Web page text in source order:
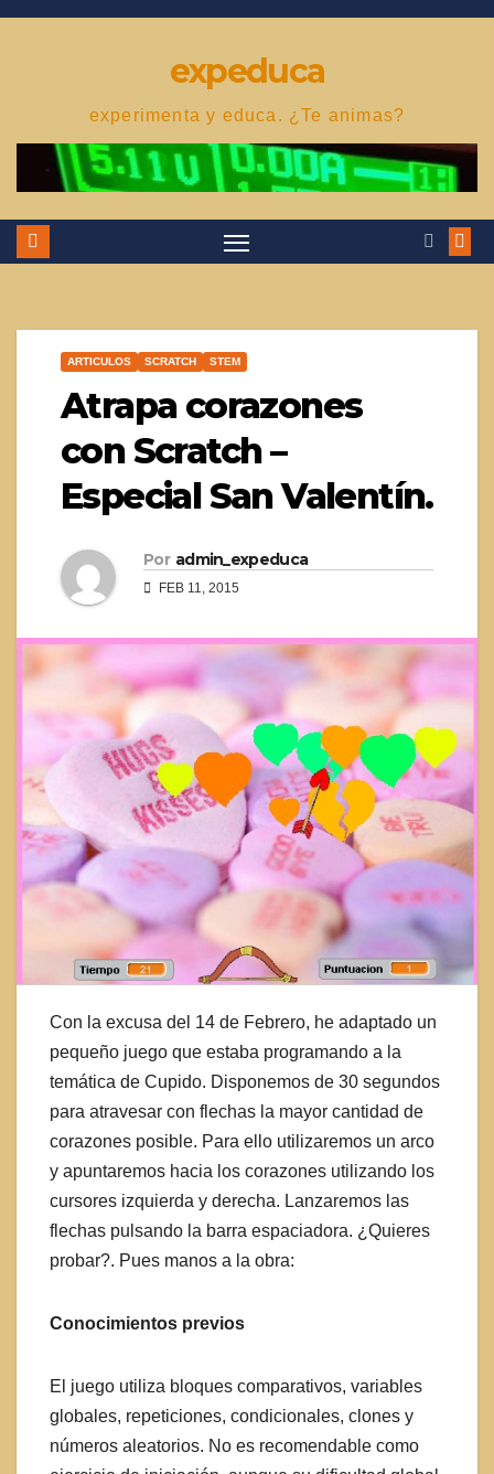
Saltar
expeduca
experimenta y educa. ¿Te animas?
ARTICULOS SCRATCH STEM
Atrapa corazones
con Scratch –
Especial San Valentín.
Por admin_expeduca
FEB 11, 2015
Con la excusa del 14 de Febrero, he adaptado un
pequeño juego que estaba programando a la
temática de Cupido. Disponemos de 30 segundos
para atravesar con flechas la mayor cantidad de
corazones posible. Para ello utilizaremos un arco
y apuntaremos hacia los corazones utilizando los
cursores izquierda y derecha. Lanzaremos las
flechas pulsando la barra espaciadora. ¿Quieres
probar?. Pues manos a la obra:
Conocimientos previos
El juego utiliza bloques comparativos, variables
globales, repeticiones, condicionales, clones y
números aleatorios. No es recomendable como